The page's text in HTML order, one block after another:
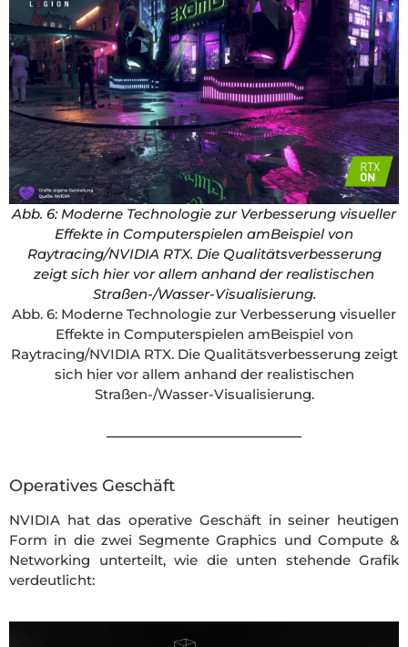
Abb. 6: Moderne Technologie zur Verbesserung visueller
Effekte in Computerspielen amBeispiel von
Raytracing/NVIDIA RTX. Die Qualitätsverbesserung
zeigt sich hier vor allem anhand der realistischen
Straßen-/Wasser-Visualisierung.
Abb. 6: Moderne Technologie zur Verbesserung visueller
Effekte in Computerspielen amBeispiel von
Raytracing/NVIDIA RTX. Die Qualitätsverbesserung zeigt
sich hier vor allem anhand der realistischen
Straßen-/Wasser-Visualisierung.
Operatives Geschäft
NVIDIA hat das operative Geschäft in seiner heutigen
Form in die zwei Segmente Graphics und Compute &
Networking unterteilt, wie die unten stehende Grafik
verdeutlicht: